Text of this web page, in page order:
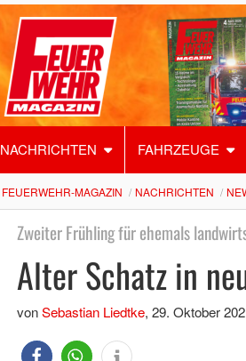
NACHRICHTEN FAHRZEUGE
FEUERWEHR-MAGAZIN NACHRICHTEN
Zweiter Frühling für ehemals
Alter Schatz in
vonSebastian Liedtke, 29. Oktober